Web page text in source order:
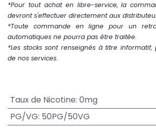
*Pour tout achat en libre-service, la
devront s'effectuer directement aux
*Toute commande en ligne pour un
automatiques ne pourra pas être traitée.
*Les stocks sont renseignés à titre
de nos services.
Taux de Nicotine: 0mg
PG/VG: 50PG/50VG